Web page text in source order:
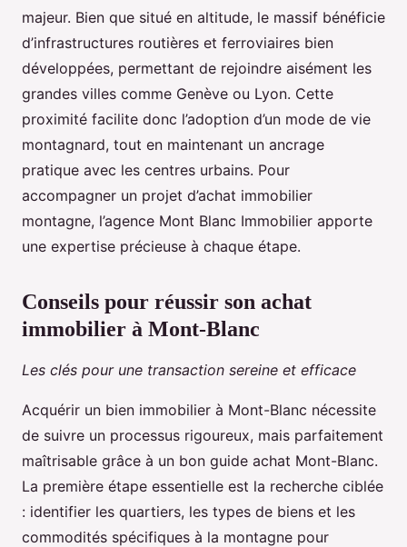
majeur. Bien que situé en altitude, le massif bénéficie
d’infrastructures routières et ferroviaires bien
développées, permettant de rejoindre aisément les
grandes villes comme Genève ou Lyon. Cette
proximité facilite donc l’adoption d’un mode de vie
montagnard, tout en maintenant un ancrage
pratique avec les centres urbains. Pour
accompagner un projet d’achat immobilier
montagne, l’agence Mont Blanc Immobilier apporte
une expertise précieuse à chaque étape.
Conseils pour réussir son achat
immobilier à Mont-Blanc
Les clés pour une transaction sereine et efficace
Acquérir un bien immobilier à Mont-Blanc nécessite
de suivre un processus rigoureux, mais parfaitement
maîtrisable grâce à un bon guide achat Mont-Blanc.
La première étape essentielle est la recherche ciblée
: identifier les quartiers, les types de biens et les
commodités spécifiques à la montagne pour